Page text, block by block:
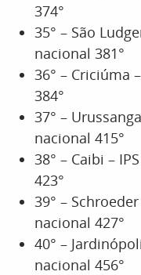
374°
35° – São
nacional 381°
36° – Criciúma
384°
37° –
nacional 415°
38° – Caibi –
423°
39° –
nacional 427°
40° –
nacional 456°